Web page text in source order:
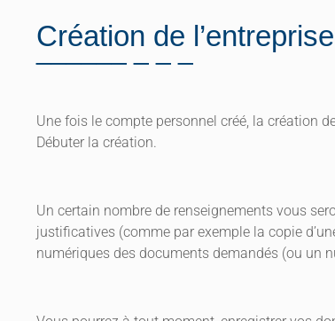
Création de
Une fois le compte personnel créé, la création
Débuter la création.
Un certain nombre de renseignements vous
justificatives (comme par exemple la copie
numériques des documents demandés (ou un